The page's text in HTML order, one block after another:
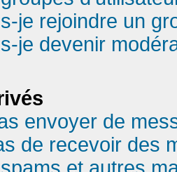
je rejoindre un
je devenir
envoyer de
de recevoir des